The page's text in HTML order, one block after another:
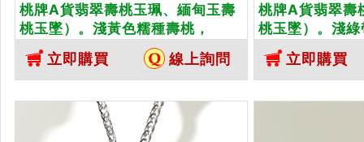
桃牌A貨翡翠壽桃玉珮、緬甸玉壽
桃玉墜）。淺黃色糯種壽桃，
FW203。客製化訂做各種翡翠壽
桃吊墜玉珮項鍊。★附A貨翡翠雙
證書
立即購買 線上詢問
桃牌A貨翡翠壽
桃玉墜）。淺
FW204。客製
桃吊墜玉珮項
證書
立即購買